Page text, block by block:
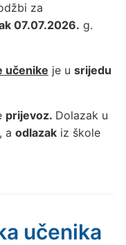
za
07.07.2026. g.
učenike je u srijedu
prijevoz. Dolazak u
a odlazakiz škole
učenika